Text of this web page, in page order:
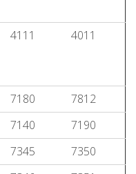
4111 4011
7180
7812
7140
7190
7345
7350